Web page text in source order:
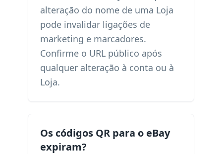
alteração do nome de uma Loja
pode invalidar ligações de
marketing e marcadores.
Confirme o URL público após
qualquer alteração à conta ou à
Loja.
Os códigos QR para o eBay
expiram?